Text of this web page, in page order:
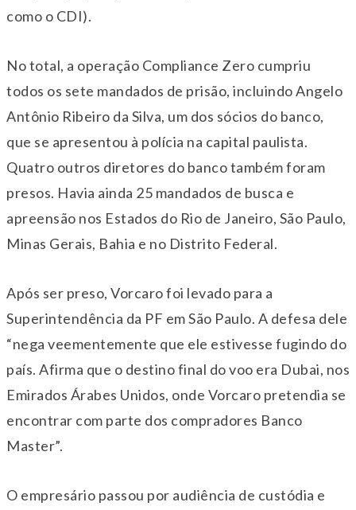
como o CDI).
No total, a operação Compliance Zero cumpriu
todos os sete mandados de prisão, incluindo Angelo
Antônio Ribeiro da Silva, um dos sócios do banco,
que se apresentou à polícia na capital paulista.
Quatro outros diretores do banco também foram
presos. Havia ainda 25 mandados de busca e
apreensão nos Estados do Rio de Janeiro, São Paulo,
Minas Gerais, Bahia e no Distrito Federal.
Após ser preso, Vorcaro foi levado para a
Superintendência da PF em São Paulo. A defesa dele
“nega veementemente que ele estivesse fugindo do
país. Afirma que o destino final do voo era Dubai, nos
Emirados Árabes Unidos, onde Vorcaro pretendia se
encontrar com parte dos compradores Banco
Master”.
O empresário passou por audiência de custódia e